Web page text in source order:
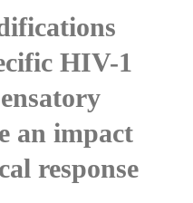
HIV-1
an impact
response